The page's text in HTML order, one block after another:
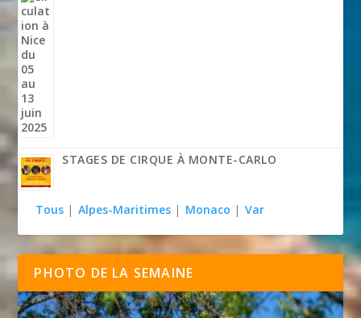
STAGES DE CIRQUE À MONTE-CARLO
Tous | Alpes-Maritimes | Monaco | Var
PHOTO DE LA SEMAINE